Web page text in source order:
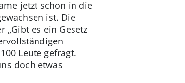
jetzt schon in die
ist. Die
„Gibt es ein Gesetz
Leute gefragt.
doch etwas